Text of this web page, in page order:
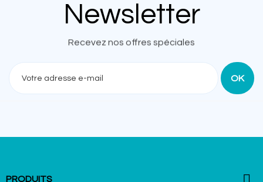
Newsletter
Recevez nos offres spéciales
PRODUITS